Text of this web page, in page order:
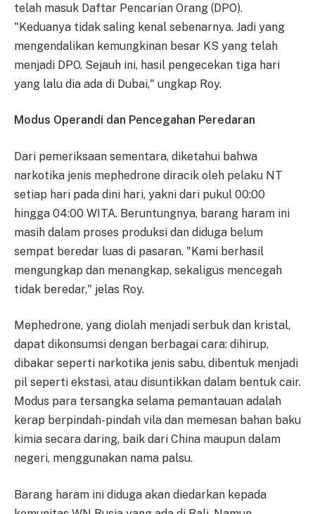
telah masuk Daftar Pencarian Orang (DPO).
"Keduanya tidak saling kenal sebenarnya. Jadi yang
mengendalikan kemungkinan besar KS yang telah
menjadi DPO. Sejauh ini, hasil pengecekan tiga hari
yang lalu dia ada di Dubai," ungkap Roy.
Modus Operandi dan Pencegahan Peredaran
Dari pemeriksaan sementara, diketahui bahwa
narkotika jenis mephedrone diracik oleh pelaku NT
setiap hari pada dini hari, yakni dari pukul 00:00
hingga 04:00 WITA. Beruntungnya, barang haram ini
masih dalam proses produksi dan diduga belum
sempat beredar luas di pasaran. "Kami berhasil
mengungkap dan menangkap, sekaligus mencegah
tidak beredar," jelas Roy.
Mephedrone, yang diolah menjadi serbuk dan kristal,
dapat dikonsumsi dengan berbagai cara: dihirup,
dibakar seperti narkotika jenis sabu, dibentuk menjadi
pil seperti ekstasi, atau disuntikkan dalam bentuk cair.
Modus para tersangka selama pemantauan adalah
kerap berpindah-pindah vila dan memesan bahan baku
kimia secara daring, baik dari China maupun dalam
negeri, menggunakan nama palsu.
Barang haram ini diduga akan diedarkan kepada